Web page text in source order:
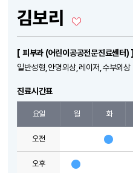
김보리
[ 피부과 (어린이공공전문진료센터) ]
일반성형,안명외상,레이저,수부외상
진료시간표
요일 월 화
오전
오후